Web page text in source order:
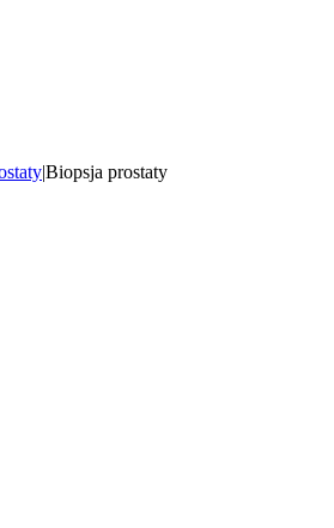
|Biopsja prostaty